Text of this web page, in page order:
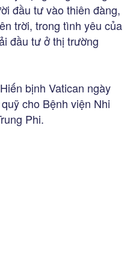
đầu tư vào thiên đàng,
trời, trong tình yêu của
đầu tư ở thị trường
bịnh Vatican ngày
cho Bệnh viện Nhi
Phi.